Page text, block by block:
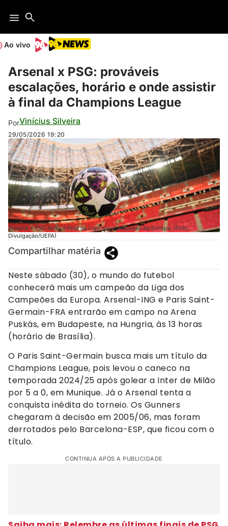
Ao vivo
Arsenal x PSG: prováveis
escalações, horário e onde assistir
à final da Champions League
PorVinícius Silveira
29/05/2026 19:20
Arsenal x PSG farão a final da Liga dos Campeões da Europa. (Foto:
Divulgação/UEFA)
Compartilhar matéria
Neste sábado (30), o mundo do futebol
conhecerá mais um campeão da Liga dos
Campeões da Europa. Arsenal-ING e Paris Saint-
Germain-FRA entrarão em campo na Arena
Puskás, em Budapeste, na Hungria, às 13 horas
(horário de Brasília).
O Paris Saint-Germain busca mais um título da
Champions League, pois levou o caneco na
temporada 2024/25 após golear a Inter de Milão
por 5 a 0, em Munique. Já o Arsenal tenta a
conquista inédita do torneio. Os Gunners
chegaram à decisão em 2005/06, mas foram
derrotados pelo Barcelona-ESP, que ficou com o
título.
CONTINUA APÓS A PUBLICIDADE